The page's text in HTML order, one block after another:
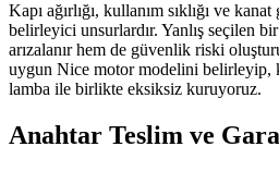
Kapı ağırlığı, kullanım sıklığı ve
belirleyici unsurlardır. Yanlış seçilen
arızalanır hem de güvenlik riski
uygun Nice motor modelini belirleyip,
lamba ile birlikte eksiksiz kuruyoruz.
Anahtar Teslim ve